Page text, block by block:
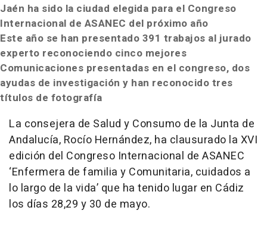
Jaén ha sido la ciudad elegida para el Congreso
Internacional de ASANEC del próximo año
Este año se han presentado 391 trabajos al jurado
experto reconociendo cinco mejores
Comunicaciones presentadas en el congreso, dos
ayudas de investigación y han reconocido tres
títulos de fotografía
La consejera de Salud y Consumo de la Junta de
Andalucía, Rocío Hernández, ha clausurado la XVI
edición del Congreso Internacional de ASANEC
‘Enfermera de familia y Comunitaria, cuidados a
lo largo de la vida’ que ha tenido lugar en Cádiz
los días 28,29 y 30 de mayo.